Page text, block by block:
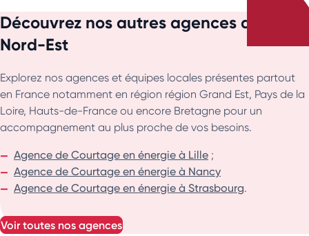
Découvrez nos autres agences du
Nord-Est
Explorez nos agences et équipes locales présentes partout
en France notamment en région région Grand Est, Pays de la
Loire, Hauts-de-France ou encore Bretagne pour un
accompagnement au plus proche de vos besoins.
Agence de Courtage en énergie à Lille ;
Agence de Courtage en énergie à Nancy
Agence de Courtage en énergie à Strasbourg.
voir toutes nos agences